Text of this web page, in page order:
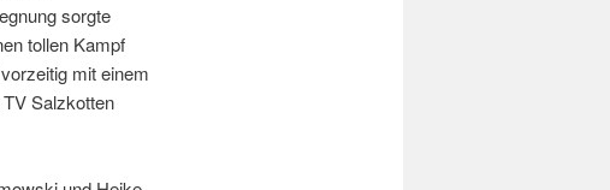
sorgte
tollen Kampf
mit einem
Salzkotten